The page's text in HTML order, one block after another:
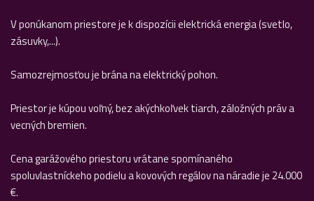
V ponúkanom priestore je k dispozícii elektrická energia (svetlo,
zásuvky,...).
Samozrejmosťou je brána na elektrický pohon.
Priestor je kúpou voľný, bez akýchkoľvek tiarch, záložných práv a
vecných bremien.
Cena garážového priestoru vrátane spomínaného
spoluvlastníckeho podielu a kovových regálov na náradie je 24.000
€.